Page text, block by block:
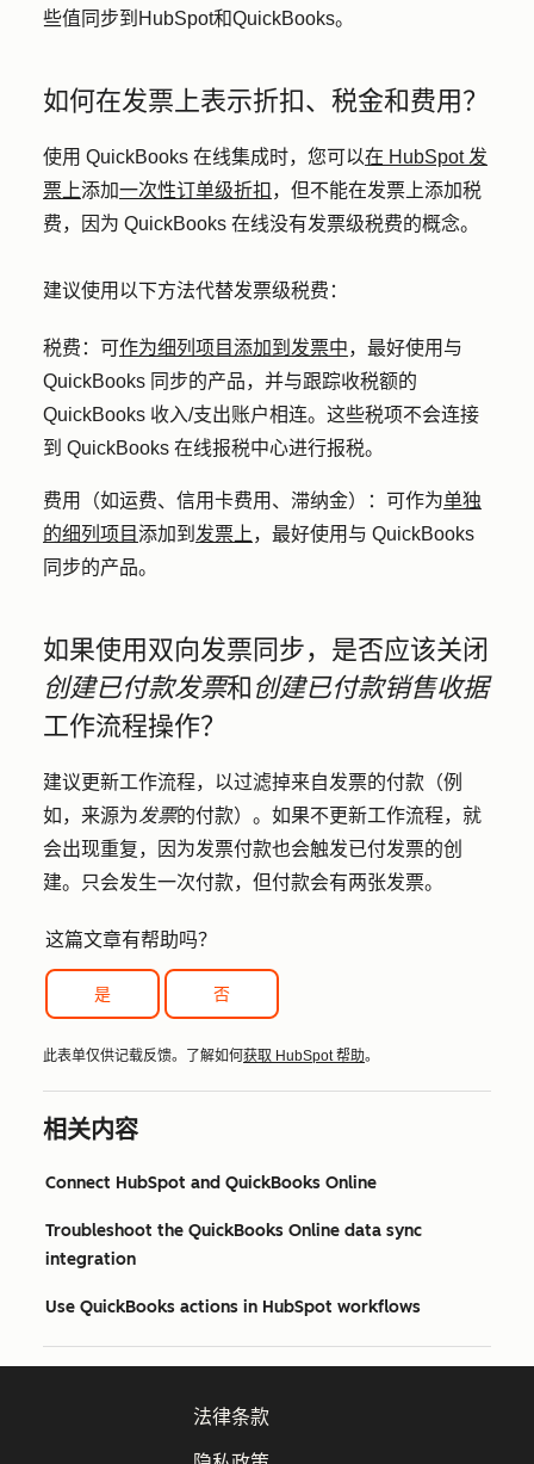
些值同步到HubSpot和QuickBooks。
如何在发票上表示折扣、税金和费用？
使用 QuickBooks 在线集成时，您可以在 HubSpot 发
票上添加一次性订单级折扣 ，但不能在发票上添加税
费，因为 QuickBooks 在线没有发票级税费的概念。
建议使用以下方法代替发票级税费：
税费： 可作为细列项目添加到发票中，最好使用与
QuickBooks 同步的产品，并与跟踪收税额的
QuickBooks 收入/支出账户相连。这些税项不会连接
到 QuickBooks 在线报税中心进行报税。
费用（如运费、信用卡费用、滞纳金）： 可作为单独
的细列项目添加到 发票上 ，最好使用与 QuickBooks
同步的产品。
如果使用双向发票同步，是否应该关闭
创建已付款发票和创建已付款销售收据
工作流程操作？
建议更新工作流程，以过滤掉来自发票的付款（例
如，来源为发票的付款）。如果不更新工作流程，就
会出现重复，因为发票付款也会触发已付发票的创
建。只会发生一次付款，但付款会有两张发票。
这篇文章有帮助吗？
是 否
此表单仅供记载反馈。了解如何获取 HubSpot 帮助。
相关内容
Connect HubSpot and QuickBooks Online
Troubleshoot the QuickBooks Online data sync
integration
Use QuickBooks actions in HubSpot workflows
法律条款